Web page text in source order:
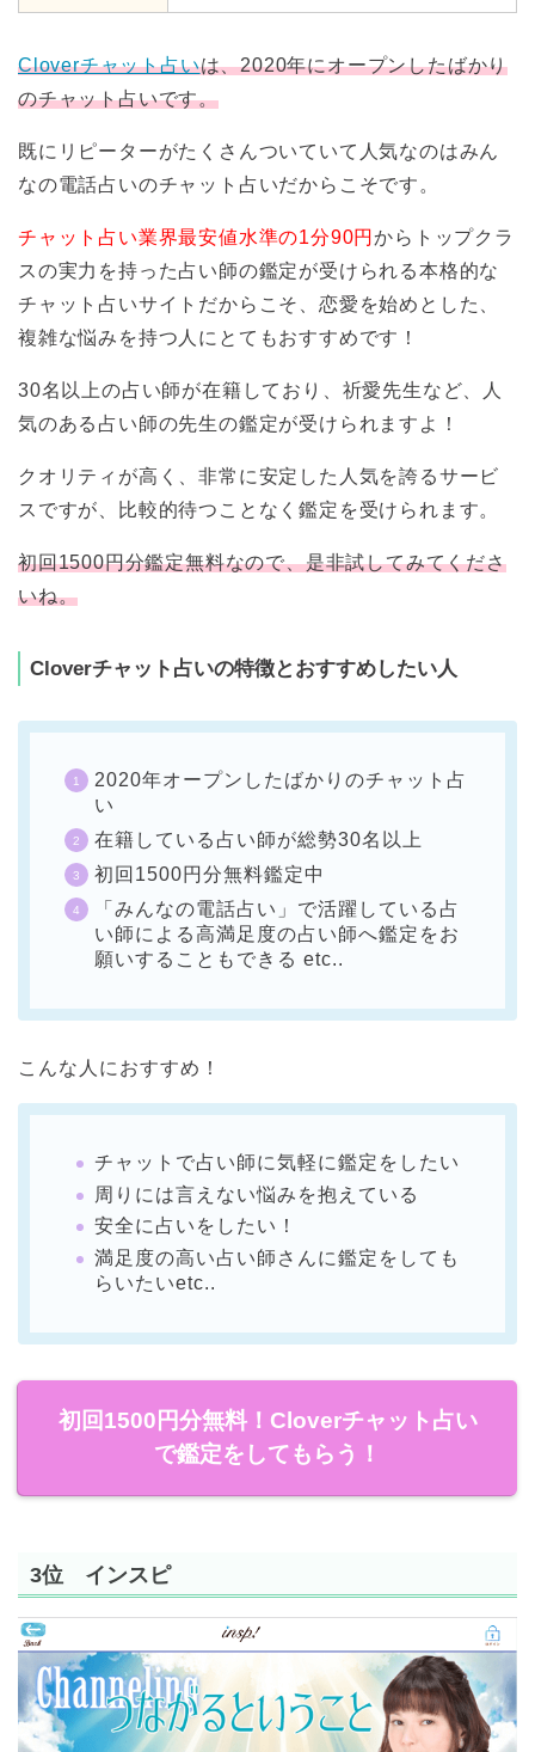
Cloverチャット占いは、2020年にオープンしたばかり
のチャット占いです。
既にリピーターがたくさんついていて人気なのはみん
なの電話占いのチャット占いだからこそです。
チャット占い業界最安値水準の1分90円からトップクラ
スの実力を持った占い師の鑑定が受けられる本格的な
チャット占いサイトだからこそ、恋愛を始めとした、
複雑な悩みを持つ人にとてもおすすめです！
30名以上の占い師が在籍しており、祈愛先生など、人
気のある占い師の先生の鑑定が受けられますよ！
クオリティが高く、非常に安定した人気を誇るサービ
スですが、比較的待つことなく鑑定を受けられます。
初回1500円分鑑定無料なので、是非試してみてくださ
いね。
Cloverチャット占いの特徴とおすすめしたい人
2020年オープンしたばかりのチャット占
い
在籍している占い師が総勢30名以上
初回1500円分無料鑑定中
「みんなの電話占い」で活躍している占
い師による高満足度の占い師へ鑑定をお
願いすることもできる etc..
こんな人におすすめ！
チャットで占い師に気軽に鑑定をしたい
周りには言えない悩みを抱えている
安全に占いをしたい！
満足度の高い占い師さんに鑑定をしても
らいたいetc..
初回1500円分無料！Cloverチャット占い
で鑑定をしてもらう！
3位 インスピ